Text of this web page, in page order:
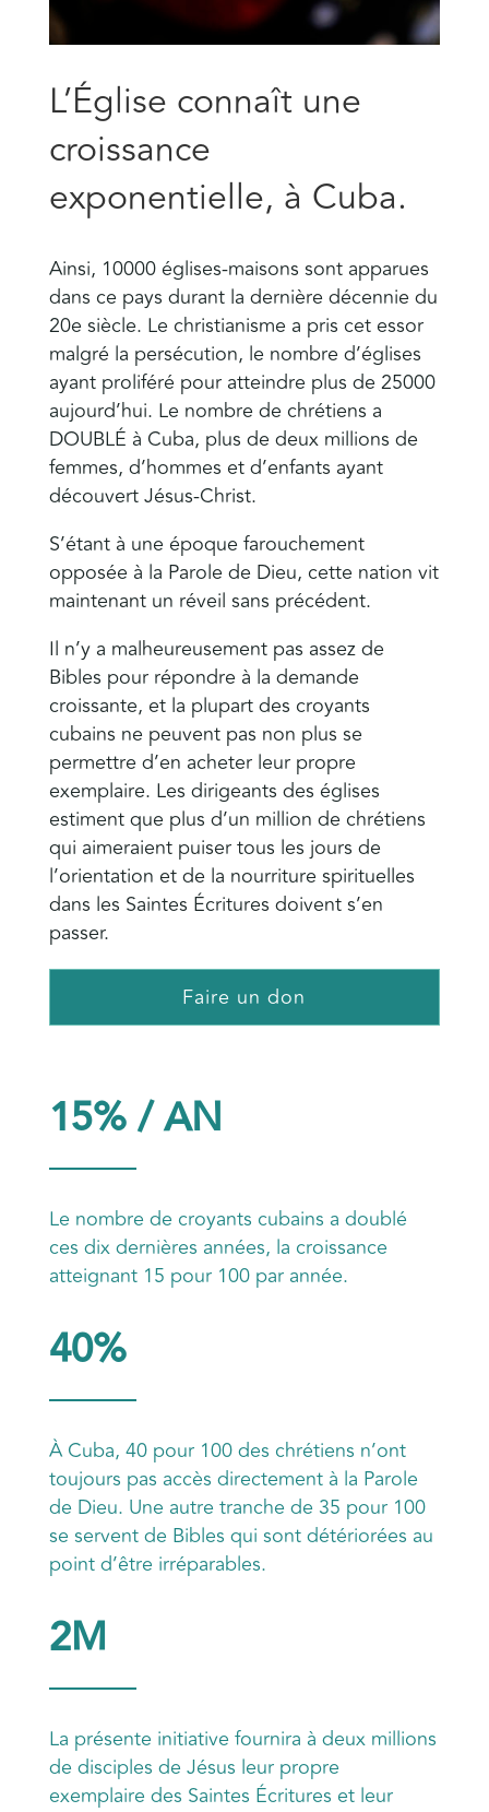
L’Église connaît une
croissance
exponentielle, à Cuba.
Ainsi, 10000 églises-maisons sont apparues
dans ce pays durant la dernière décennie du
20e siècle. Le christianisme a pris cet essor
malgré la persécution, le nombre d’églises
ayant proliféré pour atteindre plus de 25000
aujourd’hui. Le nombre de chrétiens a
DOUBLÉ à Cuba, plus de deux millions de
femmes, d’hommes et d’enfants ayant
découvert Jésus-Christ.
S’étant à une époque farouchement
opposée à la Parole de Dieu, cette nation vit
maintenant un réveil sans précédent.
Il n’y a malheureusement pas assez de
Bibles pour répondre à la demande
croissante, et la plupart des croyants
cubains ne peuvent pas non plus se
permettre d’en acheter leur propre
exemplaire. Les dirigeants des églises
estiment que plus d’un million de chrétiens
qui aimeraient puiser tous les jours de
l’orientation et de la nourriture spirituelles
dans les Saintes Écritures doivent s’en
passer.
Faire un don
15% / AN
Le nombre de croyants cubains a doublé
ces dix dernières années, la croissance
atteignant 15 pour 100 par année.
40%
À Cuba, 40 pour 100 des chrétiens n’ont
toujours pas accès directement à la Parole
de Dieu. Une autre tranche de 35 pour 100
se servent de Bibles qui sont détériorées au
point d’être irréparables.
2M
La présente initiative fournira à deux millions
de disciples de Jésus leur propre
exemplaire des Saintes Écritures et leur